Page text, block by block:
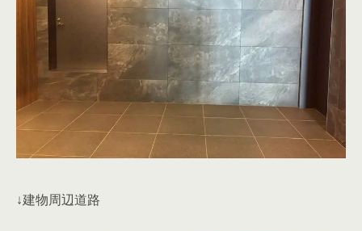
↓建物周辺道路